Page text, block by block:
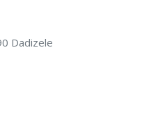
Dadizele